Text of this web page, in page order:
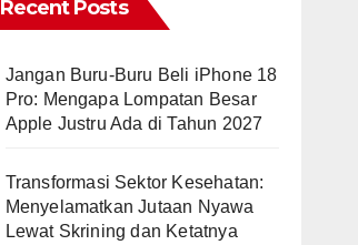
Recent Posts
Jangan Buru-Buru Beli iPhone 18
Pro: Mengapa Lompatan Besar
Apple Justru Ada di Tahun 2027
Transformasi Sektor Kesehatan:
Menyelamatkan Jutaan Nyawa
Lewat Skrining dan Ketatnya